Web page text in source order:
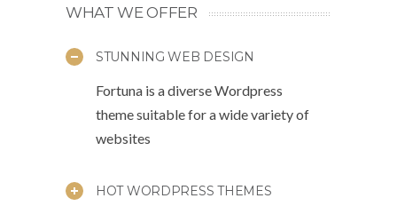
WHAT WE OFFER
STUNNING WEB DESIGN
Fortuna is a diverse Wordpress
theme suitable for a wide variety of
websites
HOT WORDPRESS THEMES